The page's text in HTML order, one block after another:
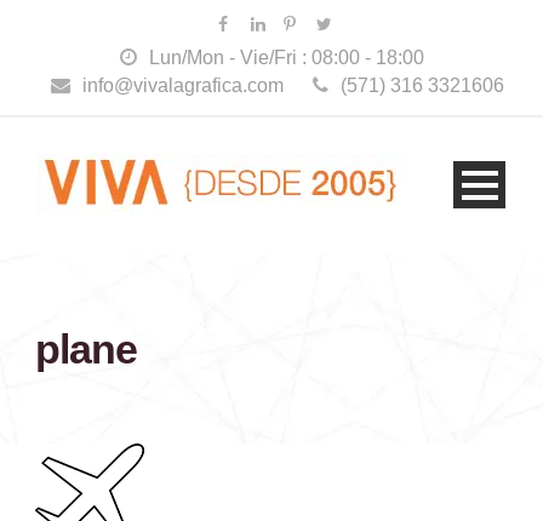
Lun/Mon - Vie/Fri : 08:00 - 18:00
info@vivalagrafica.com
(571) 316 3321606
plane